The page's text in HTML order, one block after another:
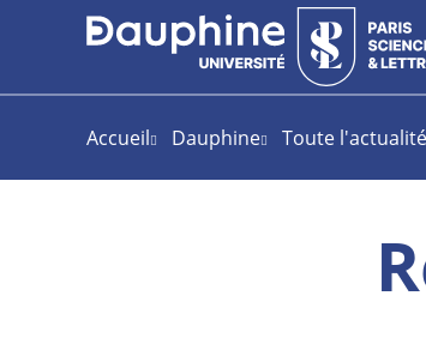
Accueil Dauphine Toute l'actualité